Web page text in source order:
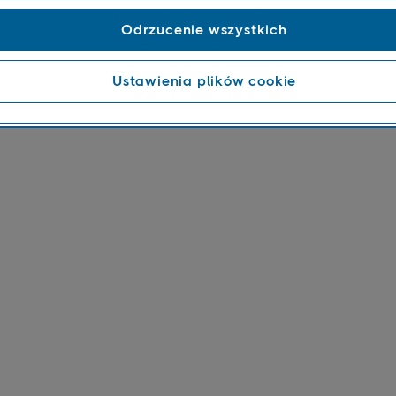
Dziękujemy za wiadomość!
skontaktuje się z Tobą jeden z naszych ekspertów ds.
Ustawienia plików cookie
Odrzucenie wszystkich